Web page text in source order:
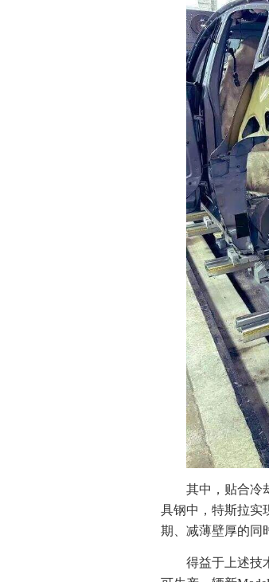
其中，贴合冷
具钢中，特斯拉实
期、减薄壁厚的同
得益于上述技